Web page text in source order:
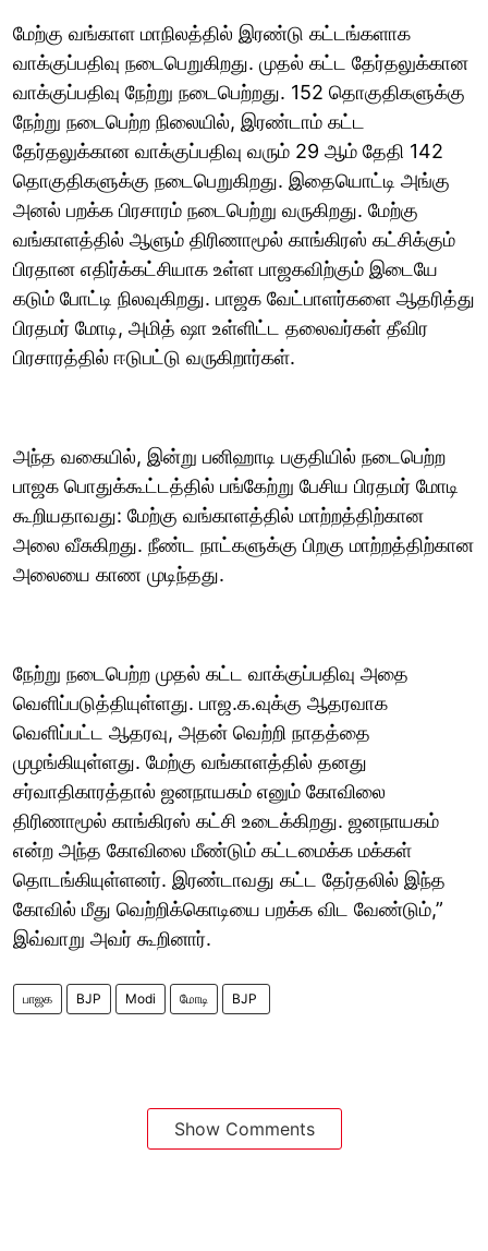
மேற்கு வங்காள மாநிலத்தில் இரண்டு கட்டங்களாக
வாக்குப்பதிவு நடைபெறுகிறது. முதல் கட்ட தேர்தலுக்கான
வாக்குப்பதிவு நேற்று நடைபெற்றது. 152 தொகுதிகளுக்கு
நேற்று நடைபெற்ற நிலையில், இரண்டாம் கட்ட
தேர்தலுக்கான வாக்குப்பதிவு வரும் 29 ஆம் தேதி 142
தொகுதிகளுக்கு நடைபெறுகிறது. இதையொட்டி அங்கு
அனல் பறக்க பிரசாரம் நடைபெற்று வருகிறது. மேற்கு
வங்காளத்தில் ஆளும் திரிணாமூல் காங்கிரஸ் கட்சிக்கும்
பிரதான எதிர்க்கட்சியாக உள்ள பாஜகவிற்கும் இடையே
கடும் போட்டி நிலவுகிறது. பாஜக வேட்பாளர்களை ஆதரித்து
பிரதமர் மோடி, அமித் ஷா உள்ளிட்ட தலைவர்கள் தீவிர
பிரசாரத்தில் ஈடுபட்டு வருகிறார்கள்.
அந்த வகையில், இன்று பனிஹாடி பகுதியில் நடைபெற்ற
பாஜக பொதுக்கூட்டத்தில் பங்கேற்று பேசிய பிரதமர் மோடி
கூறியதாவது: மேற்கு வங்காளத்தில் மாற்றத்திற்கான
அலை வீசுகிறது. நீண்ட நாட்களுக்கு பிறகு மாற்றத்திற்கான
அலையை காண முடிந்தது.
நேற்று நடைபெற்ற முதல் கட்ட வாக்குப்பதிவு அதை
வெளிப்படுத்தியுள்ளது. பாஜ.க.வுக்கு ஆதரவாக
வெளிப்பட்ட ஆதரவு, அதன் வெற்றி நாதத்தை
முழங்கியுள்ளது. மேற்கு வங்காளத்தில் தனது
சர்வாதிகாரத்தால் ஜனநாயகம் எனும் கோவிலை
திரிணாமூல் காங்கிரஸ் கட்சி உடைக்கிறது. ஜனநாயகம்
என்ற அந்த கோவிலை மீண்டும் கட்டமைக்க மக்கள்
தொடங்கியுள்ளனர். இரண்டாவது கட்ட தேர்தலில் இந்த
கோவில் மீது வெற்றிக்கொடியை பறக்க விட வேண்டும்,”
இவ்வாறு அவர் கூறினார்.
பாஜக BJP Modi மோடி BJP ​
Show Comments